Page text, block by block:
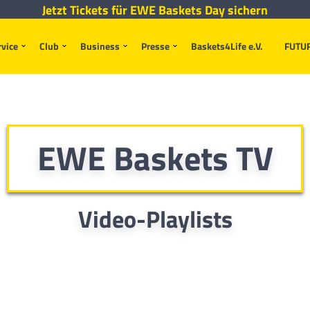
Club Business Presse Baskets4Life e.V.
Jetzt Tickets für EWE Baskets Day sichern
EWE Baskets TV
Video-Playlists